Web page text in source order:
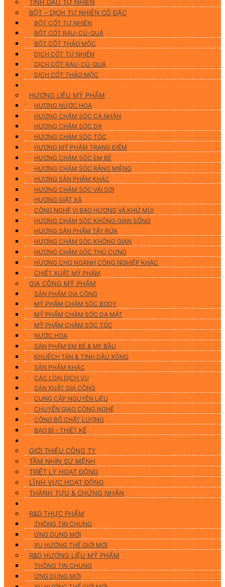
TINH DẦU TỰ NHIÊN
BỘT – DỊCH TỰ NHIÊN CÔ ĐẶC
BỘT CỐT TỰ NHIÊN
BỘT CỐT RAU-CỦ-QUẢ
BỘT CỐT THẢO MỘC
DỊCH CỐT TỰ NHIÊN
DỊCH CỐT RAU-CỦ-QUẢ
DỊCH CỐT THẢO MỘC
HƯƠNG LIỆU MỸ PHẨM
HƯƠNG NƯỚC HOA
HƯƠNG CHĂM SÓC CÁ NHÂN
HƯƠNG CHĂM SÓC DA
HƯƠNG CHĂM SÓC TÓC
HƯƠNG MỸ PHẨM TRANG ĐIỂM
HƯƠNG CHĂM SÓC EM BÉ
HƯƠNG CHĂM SÓC RĂNG MIỆNG
HƯƠNG SẢN PHẨM KHÁC
HƯƠNG CHĂM SÓC VẢI SỢI
HƯƠNG GIẶT XẢ
CÔNG NGHỆ VI BAO HƯƠNG VÀ KHỬ MÙI
HƯƠNG CHĂM SÓC KHÔNG GIAN SỐNG
HƯƠNG SẢN PHẨM TẨY RỬA
HƯƠNG CHĂM SÓC KHÔNG GIAN
HƯƠNG CHĂM SÓC THÚ CƯNG
HƯƠNG CHO NGÀNH CÔNG NGHIỆP KHÁC
CHIẾT XUẤT MỸ PHẨM
GIA CÔNG MỸ PHẨM
SẢN PHẨM GIA CÔNG
MỸ PHẨM CHĂM SÓC BODY
MỸ PHẨM CHĂM SÓC DA MẶT
MỸ PHẨM CHĂM SÓC TÓC
NƯỚC HOA
SẢN PHẨM EM BÉ & MẸ BẦU
KHUẾCH TÁN & TINH DẦU XÔNG
SẢN PHẨM KHÁC
CÁC LOẠI DỊCH VỤ
SẢN XUẤT GIA CÔNG
CUNG CẤP NGUYÊN LIỆU
CHUYỂN GIAO CÔNG NGHỆ
CÔNG BỐ CHẤT LƯỢNG
BAO BÌ – THIẾT KẾ
GIỚI THIỆU CÔNG TY
TẦM NHÌN SỨ MỆNH
TRIẾT LÝ HOẠT ĐỘNG
LĨNH VỰC HOẠT ĐỘNG
THÀNH TỰU & CHỨNG NHẬN
R&D THỰC PHẨM
THÔNG TIN CHUNG
ỨNG DUNG MỚI
XU HƯỚNG THẾ GIỚI MỚI
R&D HƯƠNG LIỆU MỸ PHẨM
THÔNG TIN CHUNG
ỨNG DỤNG MỚI